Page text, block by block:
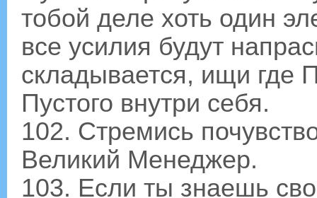
тобой деле хоть один
все усилия будут
складывается, ищи где
Пустого внутри себя.
102. Стремись
Великий Менеджер.
103. Если ты знаешь